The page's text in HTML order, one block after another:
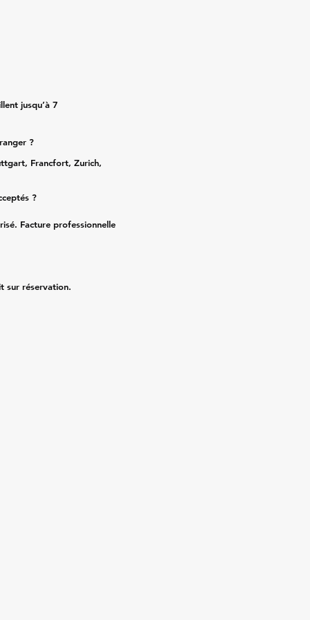
jusqu’à 7
?
Francfort, Zurich,
?
Facture professionnelle
sur réservation.